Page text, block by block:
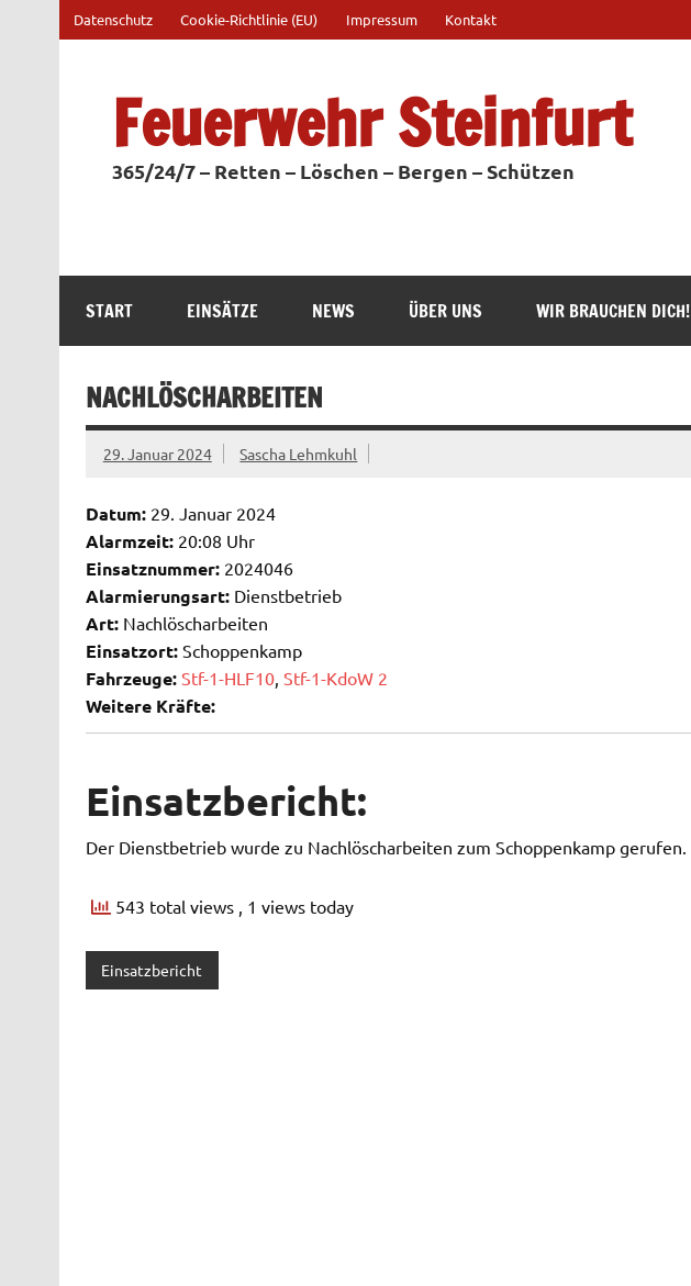
springen
Datenschutz Cookie-Richtlinie (EU) Impressum Kontakt
Feuerwehr Steinfurt
365/24/7 – Retten – Löschen – Bergen – Schützen
START EINSÄTZE NEWS ÜBER UNS WIR BRAUCHEN DICH!
NACHLÖSCHARBEITEN
29. Januar 2024 Sascha Lehmkuhl
Datum:29. Januar 2024
Alarmzeit:20:08 Uhr
Einsatznummer:2024046
Alarmierungsart:Dienstbetrieb
Art:Nachlöscharbeiten
Einsatzort:Schoppenkamp
Fahrzeuge: Stf-1-HLF10, Stf-1-KdoW 2
Weitere Kräfte:
Einsatzbericht:
Der Dienstbetrieb wurde zu Nachlöscharbeiten zum Schoppenkamp gerufen.
543 total views , 1 views today
Einsatzbericht